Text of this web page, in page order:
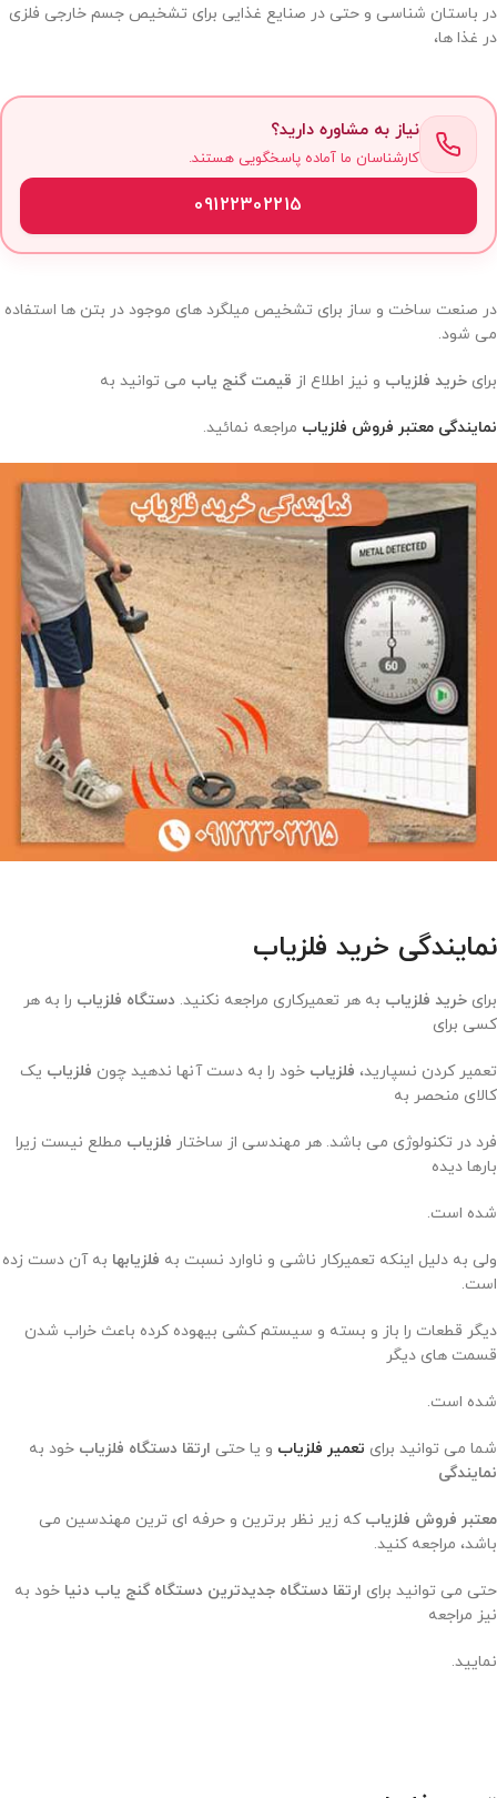
در باستان شناسی و حتی در صنایع غذایی برای تشخیص جسم خارجی فلزی
در غذا ها،
نیاز به مشاوره دارید؟
کارشناسان ما آماده پاسخگویی هستند.
09122302215
در صنعت ساخت و ساز برای تشخیص میلگرد های موجود در بتن ها استفاده
می شود.
برای خرید فلزیاب و نیز اطلاع از قیمت گنج یاب می توانید به
نمایندگی معتبر فروش فلزیاب مراجعه نمائید.
نمایندگی خرید فلزیاب
برای خرید فلزیاب به هر تعمیرکاری مراجعه نکنید. دستگاه فلزیاب را به هر
کسی برای
تعمیر کردن نسپارید، فلزیاب خود را به دست آنها ندهید چون فلزیاب یک
کالای منحصر به
فرد در تکنولوژی می باشد. هر مهندسی از ساختار فلزیاب مطلع نیست زیرا
بارها دیده
شده است.
ولی به دلیل اینکه تعمیرکار ناشی و ناوارد نسبت به فلزیابها به آن دست زده
است.
دیگر قطعات را باز و بسته و سیستم کشی بیهوده کرده باعث خراب شدن
قسمت های دیگر
شده است.
شما می توانید برای تعمیر فلزیاب و یا حتی ارتقا دستگاه فلزیاب خود به
نمایندگی
معتبر فروش فلزیاب که زیر نظر برترین و حرفه ای ترین مهندسین می
باشد، مراجعه کنید.
حتی می توانید برای ارتقا دستگاه جدیدترین دستگاه گنج یاب دنیا خود به
نیز مراجعه
نمایید.